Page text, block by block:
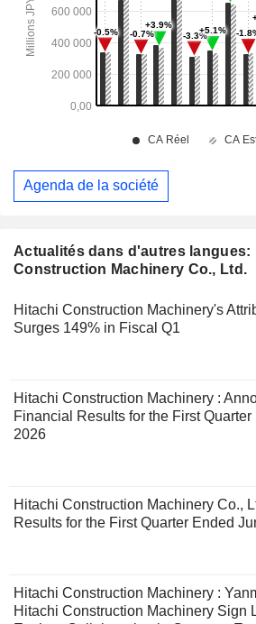
Actualités dans d'autres langues:
Construction Machinery Co., Ltd.
Hitachi Construction Machinery's
Surges 149% in Fiscal Q1
Hitachi Construction Machinery :
Financial Results for the First
2026
Hitachi Construction Machinery Co.,
Results for the First Quarter Ended
Hitachi Construction Machinery :
Hitachi Construction Machinery Sign
Agenda de la société